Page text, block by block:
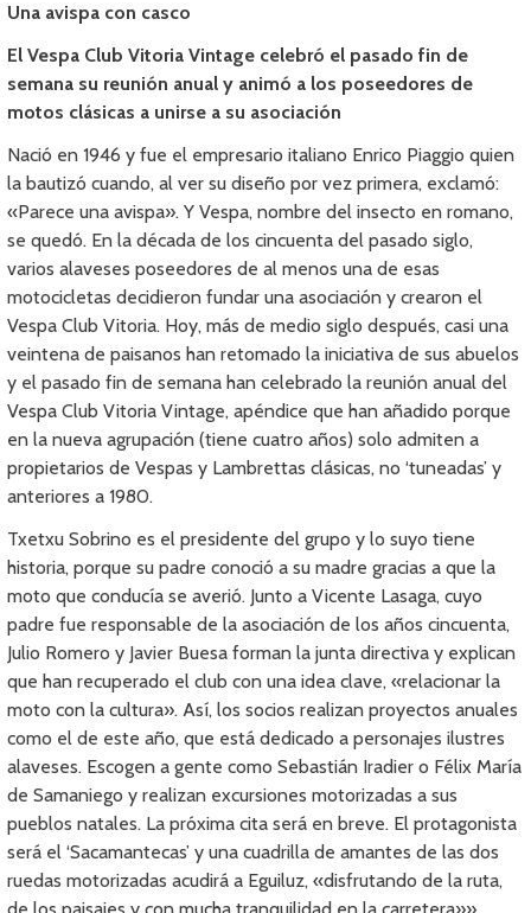
Una avispa con casco
El Vespa Club Vitoria Vintage celebró el pasado fin de
semana su reunión anual y animó a los poseedores de
motos clásicas a unirse a su asociación
Nació en 1946 y fue el empresario italiano Enrico Piaggio quien
la bautizó cuando, al ver su diseño por vez primera, exclamó:
«Parece una avispa». Y Vespa, nombre del insecto en romano,
se quedó. En la década de los cincuenta del pasado siglo,
varios alaveses poseedores de al menos una de esas
motocicletas decidieron fundar una asociación y crearon el
Vespa Club Vitoria. Hoy, más de medio siglo después, casi una
veintena de paisanos han retomado la iniciativa de sus abuelos
y el pasado fin de semana han celebrado la reunión anual del
Vespa Club Vitoria Vintage, apéndice que han añadido porque
en la nueva agrupación (tiene cuatro años) solo admiten a
propietarios de Vespas y Lambrettas clásicas, no ‘tuneadas’ y
anteriores a 1980.
Txetxu Sobrino es el presidente del grupo y lo suyo tiene
historia, porque su padre conoció a su madre gracias a que la
moto que conducía se averió. Junto a Vicente Lasaga, cuyo
padre fue responsable de la asociación de los años cincuenta,
Julio Romero y Javier Buesa forman la junta directiva y explican
que han recuperado el club con una idea clave, «relacionar la
moto con la cultura». Así, los socios realizan proyectos anuales
como el de este año, que está dedicado a personajes ilustres
alaveses. Escogen a gente como Sebastián Iradier o Félix María
de Samaniego y realizan excursiones motorizadas a sus
pueblos natales. La próxima cita será en breve. El protagonista
será el ‘Sacamantecas’ y una cuadrilla de amantes de las dos
ruedas motorizadas acudirá a Eguiluz, «disfrutando de la ruta,